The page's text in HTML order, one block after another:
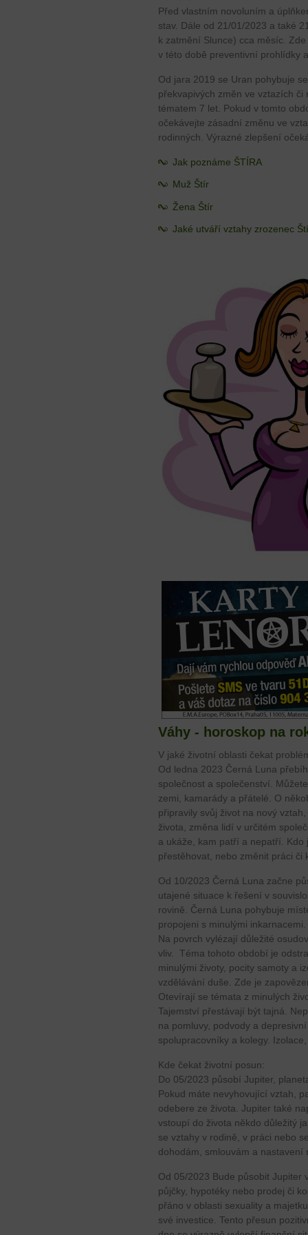
Před vlastním novoluním a
stav. Dále od 21/01/2023 a také
k zatmění Slunce) cca měsíc.
v této době preventivní prohlídky
Od jara 2019 se Uran pohybuje
překvapivých změn ve vztazích
tématem 7 let. Pokud v tomto
očekávejte zásadní změnu ve
rodinných. Výrazné zlepšení
Jak poznáme ŠTÍRA
Muž Štír
Žena Štír
Jaké utváří vztahy zrozenec
Váhy - horoskop na
V jaké životní oblasti čekat
Od ledna 2023 Černá Luna
společnost a společenství.
zemi, kamarády a přátelé. O
připravily svůj život na nový
života, změna lidí v určitém
a ukáže, kam patří a nepatří.
přestěhovat, nebo změnit práci či
Od 10/2023 Černá Luna začne
utajené situace k řešení v
rovině. Černá Luna pohybuje
propojeni s minulými
Na povrch vylézají důležité
vliv. Téma tohoto období je
minulými životy, pocity samoty a
vzdělávání duše. Zde je
Otevírají se témata z minulých
Tajemství přestávají být tajná.
na pomluvy, podvody a
spolupracovníky a kolegy.
Kde čekat životní posun:
Do 05/2023 působí Jupiter,
Pokud máte nevyhovující vztah,
odebere ze života. Jupiter také
vstoupí do života někdo důležitý
se vztahy v rodině, v práci nebo
dohodám, smlouvám a nastavení
Od 05/2023 Bude působit Jupiter
půjčky, hypotéky nebo prodej či
přáno v oblasti sexuality a
své investice. Tento přesun